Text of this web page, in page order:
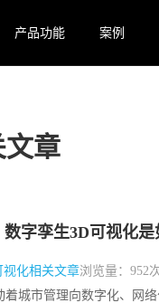
产品功能 案例
文章
数字孪生3D可视化
视化相关文章浏览量：952
着城市管理向数字化、网